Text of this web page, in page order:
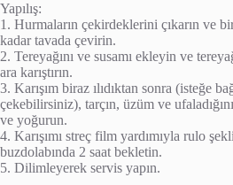
Yapılış:
1. Hurmaların çekirdeklerini çıkarın ve
kadar tavada çevirin.
2. Tereyağını ve susamı ekleyin ve
ara karıştırın.
3. Karışım biraz ılıdıktan sonra (isteğe
çekebilirsiniz), tarçın, üzüm ve
ve yoğurun.
4. Karışımı streç film yardımıyla rulo
buzdolabında 2 saat bekletin.
5. Dilimleyerek servis yapın.